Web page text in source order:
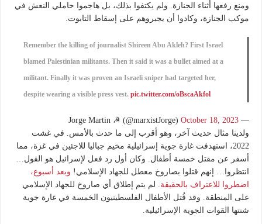
ومنع رفعها أثناء الجنازة. ولم يكتفوا بذلك، بل هاجموا حاملي النعش في
موكب الجنازة، وكادوا أن يجبروهم على إسقاط التابوت.
Remember the killing of journalist Shireen Abu Akleh? First Israel
blamed Palestinian militants. Then it said it was a bullet aimed at a
militant. Finally it was proven an Israeli sniper had targeted her,
despite wearing a visible press vest.pic.twitter.com/oBscaAkfol
— Jorge Martin ☭ (@marxistJorge)
October 18, 2023
ولدينا مثال حديث آخر، وهو أقرب إلى ما حدث بالأمس. في غشت
2022، استهدفت غارة جوية إسرائيلية مخيم جباليا للاجئين في غزة، مما
أسفر عن مقتل خمسة أطفال. وكان أول رد فعل لإسرائيل هو القول…
انتظروا… إنهم قتلوا بصاروخ معطل للجهاد الإسلامي! وبعد أسبوع،
اضطروا للاعتراف بالحقيقة . لم يتم إطلاق أي صاروخ للجهاد الإسلامي
على المنطقة. وقد قُتل الأطفال الفلسطينيون الخمسة في غارة جوية
شنتها القوات الجوية الإسرائيلية.